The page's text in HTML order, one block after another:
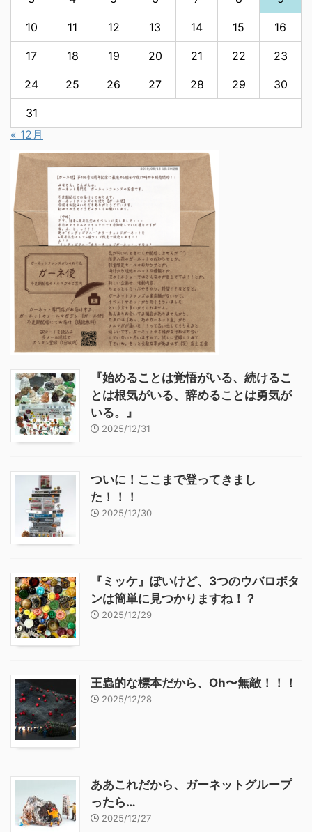
10 11 12 13 14 15 16
17 18 19 20 21 22 23
24 25 26 27 28 29 30
31
« 12月
『始めることは覚悟がいる、続けるこ
とは根気がいる、辞めることは勇気が
いる。』
2025/12/31
ついに！ここまで登ってきまし
た！！！
2025/12/30
『ミッケ』ぽいけど、3つのウバロボタ
ンは簡単に見つかりますね！？
2025/12/29
王蟲的な標本だから、Oh〜無敵！！！
2025/12/28
ああこれだから、ガーネットグループ
ったら…
2025/12/27